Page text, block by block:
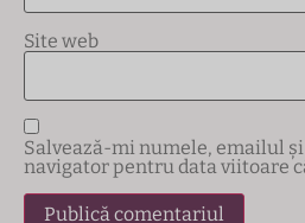
Site web
Salvează-mi numele, emailul
navigator pentru data viitoare